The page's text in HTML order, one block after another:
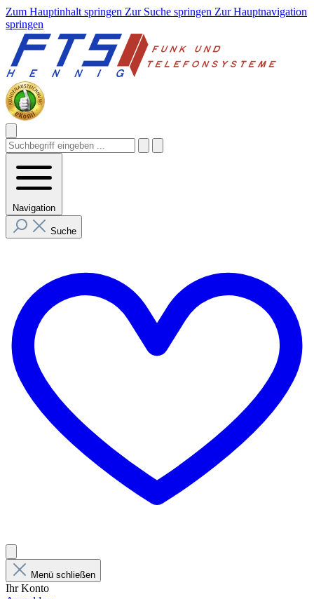
Zum Hauptinhalt springen Zur Suche springen Zur Hauptnavigation
springen
Navigation
Suche
Menü schließen
Ihr Konto